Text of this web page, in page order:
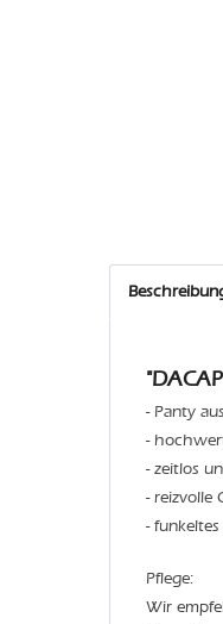
- Panty
-
- zeitlos
- reizvolle
- funkeltes
Pflege:
Wir